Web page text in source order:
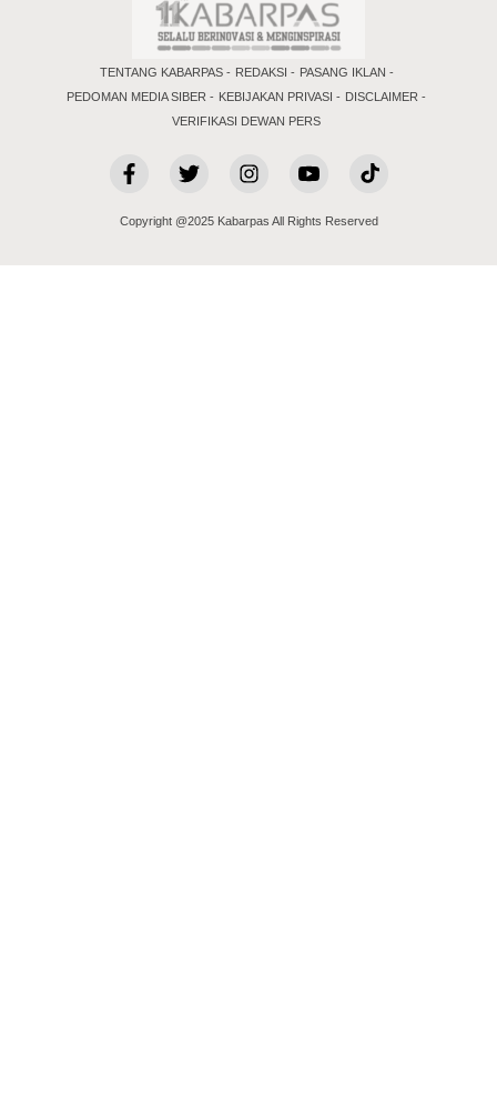
TENTANG KABARPAS REDAKSI
PASANG IKLAN
PEDOMAN MEDIA SIBER
KEBIJAKAN PRIVASI
DISCLAIMER
VERIFIKASI DEWAN PERS
Copyright @2025 Kabarpas All Rights Reserved